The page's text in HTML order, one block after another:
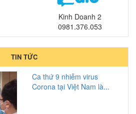
Kinh Doanh 2
0981.376.053
TIN TỨC
Ca thứ 9 nhiễm virus
Corona tại Việt Nam là...